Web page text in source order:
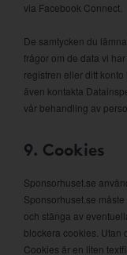
via Facebook Connect.
De samtycken du
frågor om de data vi
registren eller ditt
även kontakta
vår behandling av
9. Cookies
Sponsorhuset.se
Sponsorhuset.se
och stänga av
blockera cookies. Utan
Cookies är en liten